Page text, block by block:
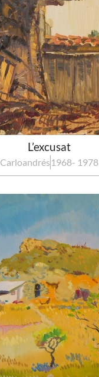
L’excusat
Carloandrés 1968- 1978